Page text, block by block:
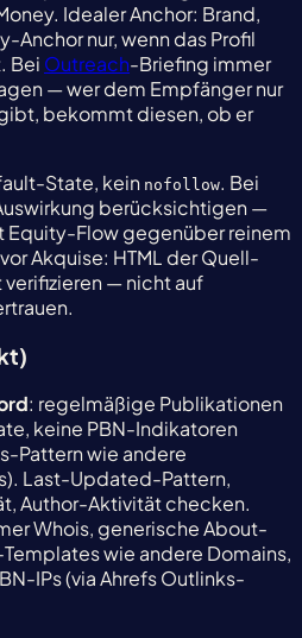
Idealer Anchor: Brand,
Anchor nur, wenn das Profil
Bei Outreach-Briefing immer
— wer dem Empfänger nur
bekommt diesen, ob er
State, kein nofollow. Bei
berücksichtigen —
Equity-Flow gegenüber reinem
Akquise: HTML der Quell-
verifizieren — nicht auf
: regelmäßige Publikationen
keine PBN-Indikatoren
Pattern wie andere
Last-Updated-Pattern,
Author-Aktivität checken.
Whois, generische About-
wie andere Domains,
IPs (via Ahrefs Outlinks-